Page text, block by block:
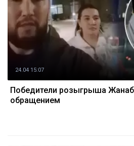
24.04 15:07
Победители розыгрыша
обращением